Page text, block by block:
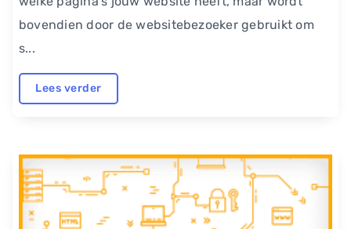
bovendien door de websitebezoeker gebruikt om
s...
Lees verder